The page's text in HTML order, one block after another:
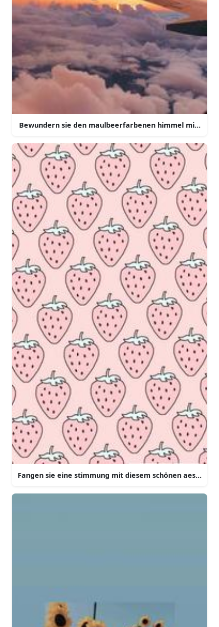
Bewundern sie den maulbeerfarbenen himmel mit
Fangen sie eine stimmung mit diesem schönen